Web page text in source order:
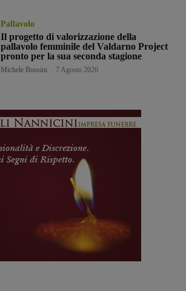
Pallavolo
Il progetto di valorizzazione della
pallavolo femminile del Valdarno Project
pronto per la sua seconda stagione
Michele Bossini 7 Agosto 2026